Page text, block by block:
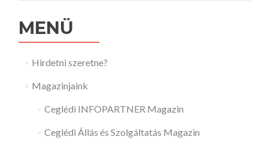
MENÜ
Hirdetni szeretne?
Magazinjaink
Ceglédi INFOPARTNER Magazin
Ceglédi Állás és Szolgáltatás Magazin